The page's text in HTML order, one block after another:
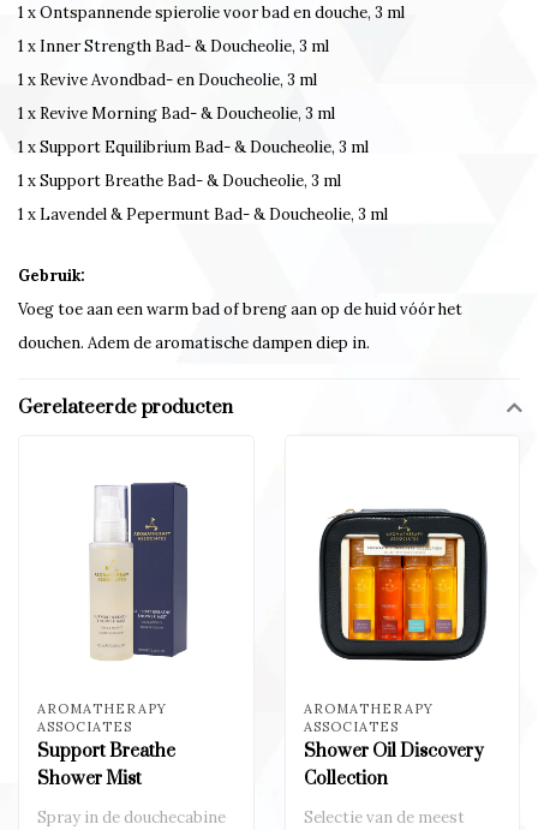
1 x Ontspannende spierolie voor bad en douche, 3 ml
1 x Inner Strength Bad- & Doucheolie, 3 ml
1 x Revive Avondbad- en Doucheolie, 3 ml
1 x Revive Morning Bad- & Doucheolie, 3 ml
1 x Support Equilibrium Bad- & Doucheolie, 3 ml
1 x Support Breathe Bad- & Doucheolie, 3 ml
1 x Lavendel & Pepermunt Bad- & Doucheolie, 3 ml
Gebruik:
Voeg toe aan een warm bad of breng aan op de huid vóór het
douchen. Adem de aromatische dampen diep in.
Gerelateerde producten
AROMATHERAPY
ASSOCIATES
Support Breathe
Shower Mist
Spray in de douchecabine
AROMATHERAPY
ASSOCIATES
Shower Oil Discovery
Collection
Selectie van de meest